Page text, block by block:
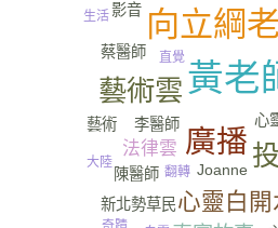
黃老
向立綱
廣播
藝術雲
心靈白開
法律雲
心
李醫師
Joanne
新北勢草民
蔡醫師
影音
陳醫師
藝術
翻轉
生活
大陸
直覺